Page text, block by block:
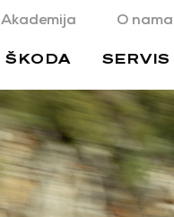
Akademija O nama
ŠKODA SERVIS